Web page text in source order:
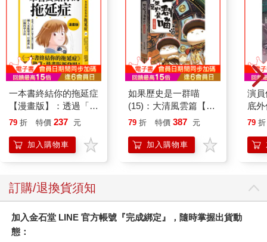
吉斯卡爾想吻我，但我狠狠甩開他的手。他因疼痛皺起眉頭。
我按住他說：「我沒有理由再單方面被你壓在下面了。一直以來
都是我被你壓，這次換我來疼愛你吧。還是說，你能抱我，卻沒
辦法接受反過來被我抱？」
吉斯卡爾微微皺起眉，似乎想露出困惑的表情。他大概從未想過
這樣的情況，畢竟誰都不會喜歡別人碰自己的屁股。
「很聽話嘛。」
我輕笑著指了指他血淋淋的手。
「不過還是先處理一下你的手吧？床上弄得都是血。」
吉斯卡爾一把撕下床單，用嘴和右手將床單緊緊纏在左手上。
「這樣就夠了。」
看起來一點都不夠，但我是為了讓他嘗點苦頭才刺傷他的，所以
我馬上拉過吉斯卡爾的下巴，吻了上去。平時喜歡突然把舌頭伸
進來的他今天十分老實。我安撫般地伸出舌頭，舔舐著他的口
腔。輕輕吻了一下後稍微拉開距離，一抬起頭，就對上吉斯卡爾
的目光。
一本書終結你的拖延症
【漫畫版】：透過「小
行動」打開大腦的行動
「行動派」的37個科
學方法
79 折 特價 237 元
加入購物車
如果歷史是一群喵
(15)：大清風雲篇【萌
貓漫畫學歷史】
79 折 特價 387 元
加入購物車
演
底
79 折
訂購/退換貨須知
加入金石堂 LINE 官方帳號『完成綁定』，隨時掌握出貨動
態：